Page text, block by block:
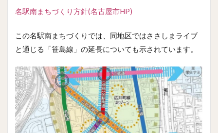
名駅南まちづくり方針(名古屋市HP)
この名駅南まちづくりでは、同地区ではささしまライブ
と通じる「笹島線」の延長についても示されています。